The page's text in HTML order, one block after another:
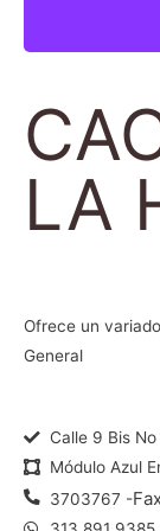
LA
Ofrece un
General
Calle 9 Bis
Módulo Azul
3703767 -